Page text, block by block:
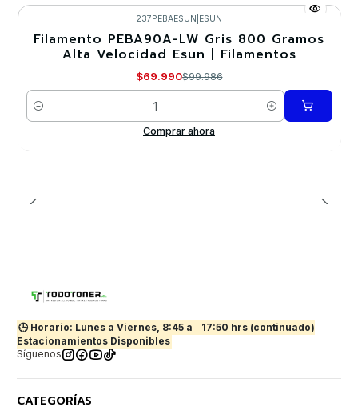
-30%
237PEBAESUN ESUN
Filamento PEBA90A-LW Gris 800 Gramos
Alta Velocidad Esun | Filamentos
$69.990$99.986
Cantidad
Comprar ahora
🕒 Horario: Lunes a Viernes, 8:45 a
17:50 hrs (continuado)
Estacionamientos Disponibles
Síguenos
CATEGORÍAS